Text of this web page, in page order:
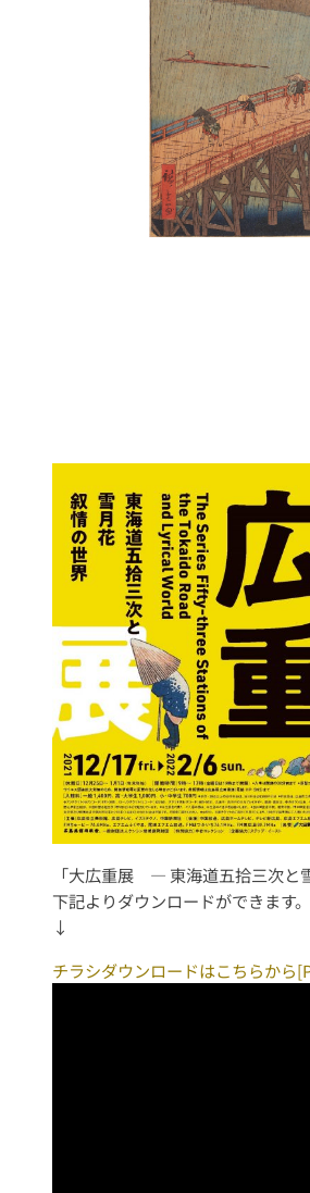
「大広重展 ― 東海道五拾三次と
下記よりダウンロードができます。
↓
チラシダウンロードはこちらから